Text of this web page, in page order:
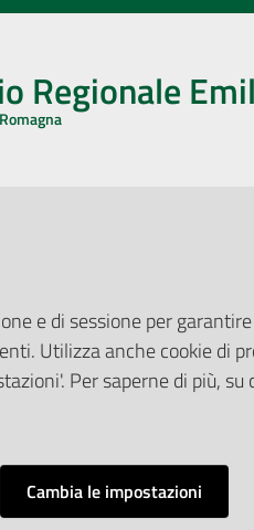
Regionale
Relazioni con il Pubblico
per la Stampa
e di sessione per
Utilizza anche cookie di
Per saperne di più,
Cambia le impostazioni